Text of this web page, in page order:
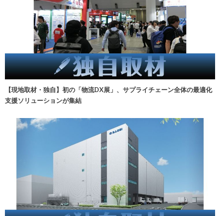
【現地取材・独自】初の「物流DX展」、サプライチェーン全体の最適化
支援ソリューションが集結